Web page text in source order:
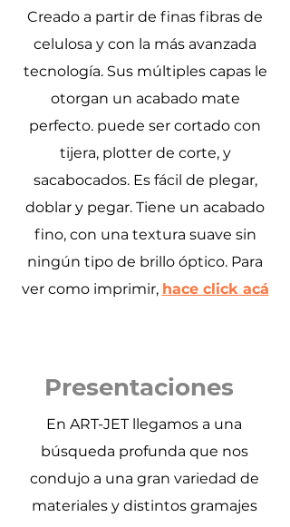
Creado a partir de finas fibras de
celulosa y con la más avanzada
tecnología. Sus múltiples capas le
otorgan un acabado mate
perfecto. puede ser cortado con
tijera, plotter de corte, y
sacabocados. Es fácil de plegar,
doblar y pegar. Tiene un acabado
fino, con una textura suave sin
ningún tipo de brillo óptico. Para
ver como imprimir, hace click acá
Presentaciones
En ART-JET llegamos a una
búsqueda profunda que nos
condujo a una gran variedad de
materiales y distintos gramajes